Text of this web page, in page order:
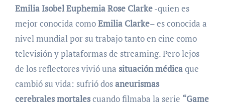
Emilia Isobel Euphemia Rose Clarke-quien es
mejor conocida comoEmilia Clarke– es conocida a
nivel mundial por su trabajo tanto en cine como
televisión y plataformas de streaming. Pero lejos
de los reflectores vivió una situación médicaque
cambió su vida: sufrió dosaneurismas
cerebrales mortalescuando filmaba la serie “Game